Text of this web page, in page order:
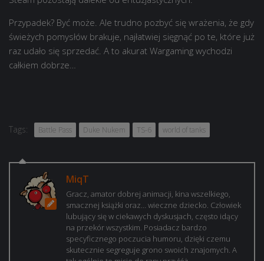
Przypadek? Być może. Ale trudno pozbyć się wrażenia, że gdy
świeżych pomysłów brakuje, najłatwiej sięgnąć po te, które już
raz udało się sprzedać. A to akurat Wargaming wychodzi
całkiem dobrze…
Tags: Battle Pass Duke Nukem TS-6 world of tanks
MiqT
Gracz, amator dobrej animacji, kina wszelkiego,
smacznej książki oraz… wieczne dziecko. Człowiek
lubujący się w ciekawych dyskusjach, często idący
na przekór wszystkim. Posiadacz bardzo
specyficznego poczucia humoru, dzięki czemu
skutecznie segreguje grono swoich znajomych. A